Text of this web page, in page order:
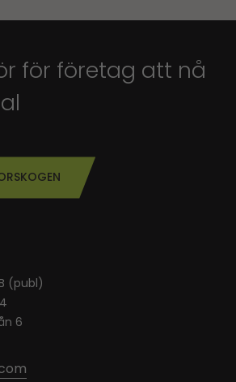
för företag att nå
(publ)
6